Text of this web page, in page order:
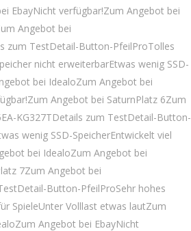
EbayNicht verfügbar!Zum Angebot bei
Angebot bei
zum TestDetail-Button-PfeilProTolles
nicht erweiterbarEtwas wenig SSD-
bei IdealoZum Angebot bei
Angebot bei SaturnPlatz 6Zum
KG327TDetails zum TestDetail-Button-
wenig SSD-SpeicherEntwickelt viel
bei IdealoZum Angebot bei
7Zum Angebot bei
Button-PfeilProSehr hohes
SpieleUnter Volllast etwas lautZum
Angebot bei EbayNicht